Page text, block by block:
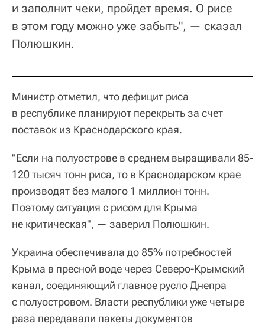
и заполнит чеки, пройдет время. О рисе
в этом году можно уже забыть", — сказал
Полюшкин.
Министр отметил, что дефицит риса
в республике планируют перекрыть за счет
поставок из Краснодарского края.
"Если на полуострове в среднем выращивали 85-
120 тысяч тонн риса, то в Краснодарском крае
производят без малого 1 миллион тонн.
Поэтому ситуация с рисом для Крыма
не критическая", — заверил Полюшкин.
Украина обеспечивала до 85% потребностей
Крыма в пресной воде через Северо-Крымский
канал, соединяющий главное русло Днепра
с полуостровом. Власти республики уже четыре
раза передавали пакеты документов